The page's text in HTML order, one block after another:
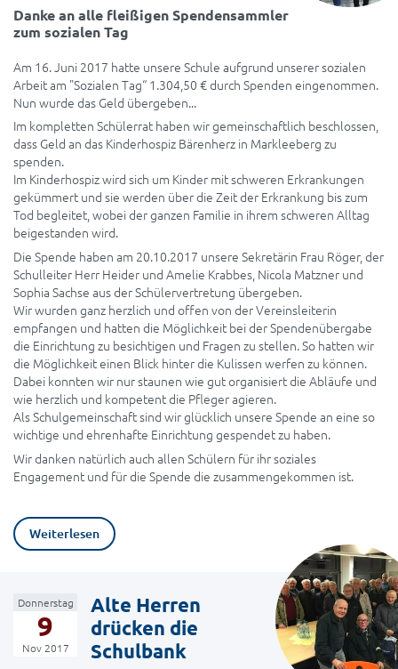
Danke an alle fleißigen Spendensammler
zum sozialen Tag
Am 16. Juni 2017 hatte unsere Schule aufgrund unserer sozialen
Arbeit am "Sozialen Tag“ 1.304,50 € durch Spenden eingenommen.
Nun wurde das Geld übergeben...
Im kompletten Schülerrat haben wir gemeinschaftlich beschlossen,
dass Geld an das Kinderhospiz Bärenherz in Markleeberg zu
spenden.
Im Kinderhospiz wird sich um Kinder mit schweren Erkrankungen
gekümmert und sie werden über die Zeit der Erkrankung bis zum
Tod begleitet, wobei der ganzen Familie in ihrem schweren Alltag
beigestanden wird.
Die Spende haben am 20.10.2017 unsere Sekretärin Frau Röger, der
Schulleiter Herr Heider und Amelie Krabbes, Nicola Matzner und
Sophia Sachse aus der Schülervertretung übergeben.
Wir wurden ganz herzlich und offen von der Vereinsleiterin
empfangen und hatten die Möglichkeit bei der Spendenübergabe
die Einrichtung zu besichtigen und Fragen zu stellen. So hatten wir
die Möglichkeit einen Blick hinter die Kulissen werfen zu können.
Dabei konnten wir nur staunen wie gut organisiert die Abläufe und
wie herzlich und kompetent die Pfleger agieren.
Als Schulgemeinschaft sind wir glücklich unsere Spende an eine so
wichtige und ehrenhafte Einrichtung gespendet zu haben.
Wir danken natürlich auch allen Schülern für ihr soziales
Engagement und für die Spende die zusammengekommen ist.
Weiterlesen
Donnerstag
9
Nov 2017
Alte Herren
drücken die
Schulbank